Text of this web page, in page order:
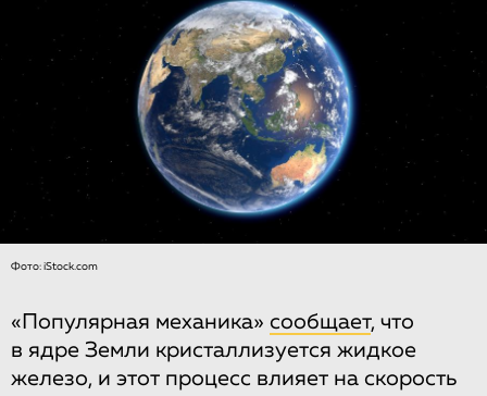
Фото: iStock.com
«Популярная механика» сообщает, что
в ядре Земли кристаллизуется жидкое
железо, и этот процесс влияет на скорость